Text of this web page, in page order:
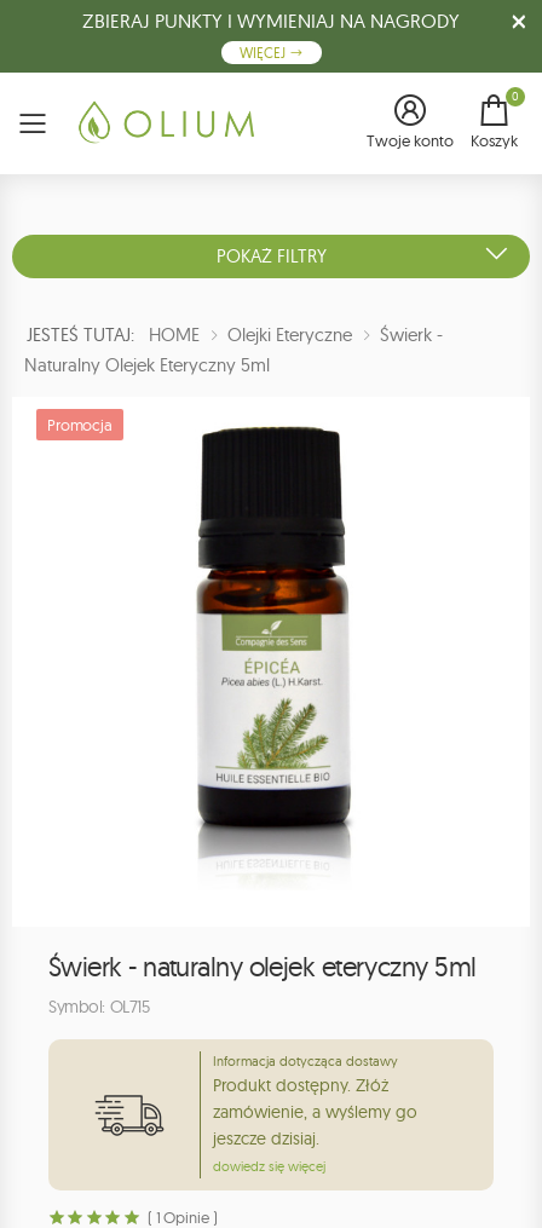
ZBIERAJ PUNKTY I WYMIENIAJ NA NAGRODY
WIĘCEJ
Menu Twoje konto
0
Koszyk
POKAŻ FILTRY
JESTEŚ TUTAJ: HOME Olejki Eteryczne
Świerk -
Naturalny Olejek Eteryczny 5ml
Promocja
Świerk - naturalny olejek eteryczny 5ml
Symbol: OL715
Informacja dotycząca dostawy
Produkt dostępny. Złóż
zamówienie, a wyślemy go
jeszcze dzisiaj.
dowiedz się więcej
( 1 Opinie )